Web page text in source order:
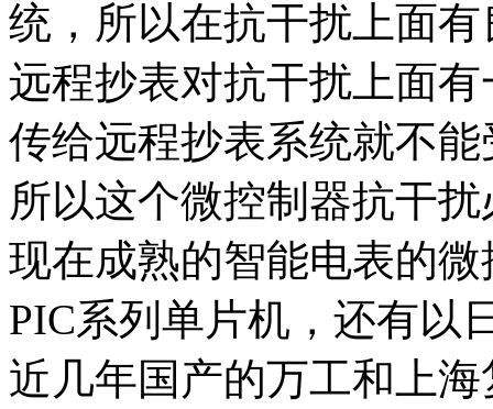
统，所以在抗干扰上面
远程抄表对抗干扰上面
传给远程抄表系统就不
所以这个微控制器抗干
现在成熟的智能电表的
PIC系列单片机，还有以
近几年国产的万工和上